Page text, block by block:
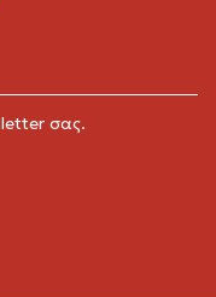
σας.